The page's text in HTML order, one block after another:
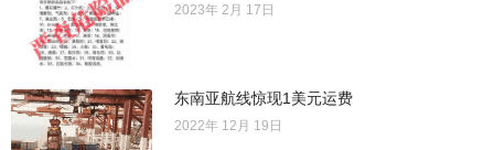
2023年 2月 17日
东南亚航线惊现1美元运费
2022年 12月 19日